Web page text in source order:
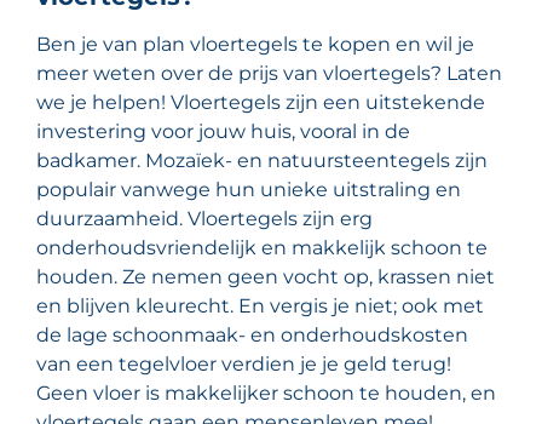
Ben je van plan vloertegels te kopen en wil je
meer weten over de prijs van vloertegels? Laten
we je helpen! Vloertegels zijn een uitstekende
investering voor jouw huis, vooral in de
badkamer. Mozaïek- en natuursteentegels zijn
populair vanwege hun unieke uitstraling en
duurzaamheid. Vloertegels zijn erg
onderhoudsvriendelijk en makkelijk schoon te
houden. Ze nemen geen vocht op, krassen niet
en blijven kleurecht. En vergis je niet; ook met
de lage schoonmaak- en onderhoudskosten
van een tegelvloer verdien je je geld terug!
Geen vloer is makkelijker schoon te houden, en